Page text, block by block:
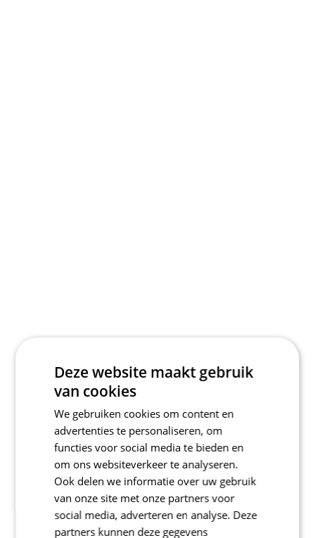
Deze website maakt gebruik
van cookies
We gebruiken cookies om content en
advertenties te personaliseren, om
functies voor social media te bieden en
om ons websiteverkeer te analyseren.
Ook delen we informatie over uw gebruik
van onze site met onze partners voor
social media, adverteren en analyse. Deze
partners kunnen deze gegevens